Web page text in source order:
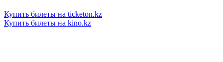
Купить билеты на ticketon.kz
Купить билеты на kino.kz